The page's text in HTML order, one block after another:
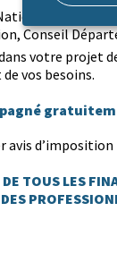
de
Conseil
votre projet
vos besoins.
avis
DE TOUS LES